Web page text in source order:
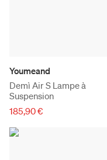
Youmeand
Demì Air S Lampe à
Suspension
185,90 €